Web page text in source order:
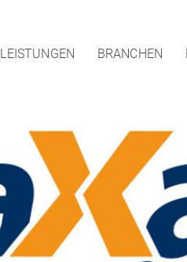
LEISTUNGEN BRANCHEN